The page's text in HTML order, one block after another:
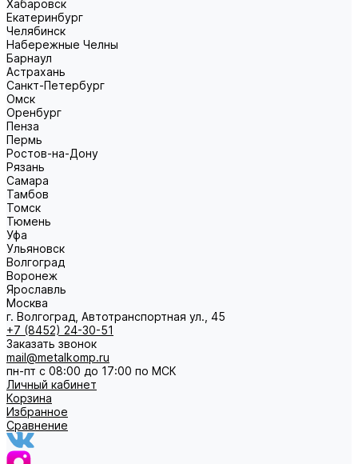
Хабаровск
Екатеринбург
Челябинск
Набережные Челны
Барнаул
Астрахань
Санкт-Петербург
Омск
Оренбург
Пенза
Пермь
Ростов-на-Дону
Рязань
Самара
Тамбов
Томск
Тюмень
Уфа
Ульяновск
Волгоград
Воронеж
Ярославль
Москва
г. Волгоград, Автотранспортная ул., 45
+7 (8452) 24-30-51
Заказать звонок
mail@metalkomp.ru
пн-пт с 08:00 до 17:00 по МСК
Личный кабинет
Корзина
Избранное
Сравнение